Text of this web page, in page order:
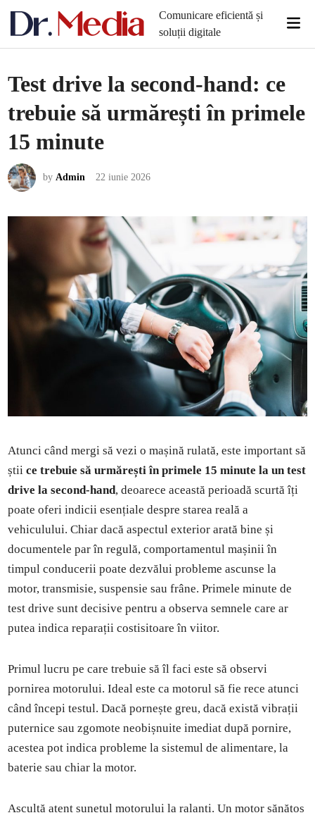
Comunicare eficientă și
soluții digitale
Test drive la second-hand: ce
trebuie să urmărești în primele
15 minute
byAdmin 22 iunie 2026
Atunci când mergi să vezi o mașină rulată, este important să
știice trebuie să urmărești în primele 15 minute la un test
drive la second-hand, deoarece această perioadă scurtă îți
poate oferi indicii esențiale despre starea reală a
vehiculului. Chiar dacă aspectul exterior arată bine și
documentele par în regulă, comportamentul mașinii în
timpul conducerii poate dezvălui probleme ascunse la
motor, transmisie, suspensie sau frâne. Primele minute de
test drive sunt decisive pentru a observa semnele care ar
putea indica reparații costisitoare în viitor.
Primul lucru pe care trebuie să îl faci este să observi
pornirea motorului. Ideal este ca motorul să fie rece atunci
când începi testul. Dacă pornește greu, dacă există vibrații
puternice sau zgomote neobișnuite imediat după pornire,
acestea pot indica probleme la sistemul de alimentare, la
baterie sau chiar la motor.
Ascultă atent sunetul motorului la ralanti. Un motor sănătos